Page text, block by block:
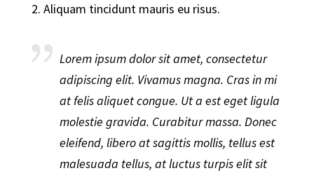
Aliquam tincidunt mauris eu risus.
Lorem ipsum dolor sit amet, consectetur
adipiscing elit. Vivamus magna. Cras in mi
at felis aliquet congue. Ut a est eget ligula
molestie gravida. Curabitur massa. Donec
eleifend, libero at sagittis mollis, tellus est
malesuada tellus, at luctus turpis elit sit